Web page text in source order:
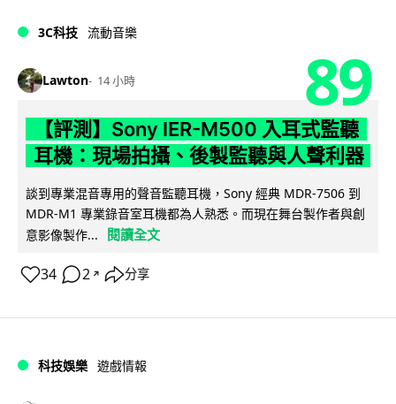
3C科技 流動音樂
Lawton 14 小時 89
【評測】Sony IER-M500 入耳式監聽
耳機：現場拍攝、後製監聽與人聲利器
談到專業混音專用的聲音監聽耳機，Sony 經典 MDR-7506 到
MDR-M1 專業錄音室耳機都為人熟悉。而現在舞台製作者與創
意影像製作...
閱讀全文
34 2 ↗ 分享
科技娛樂 遊戲情報